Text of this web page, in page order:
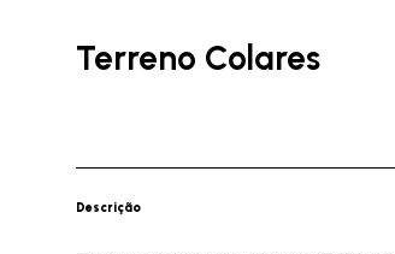
Terreno Colares
Descrição